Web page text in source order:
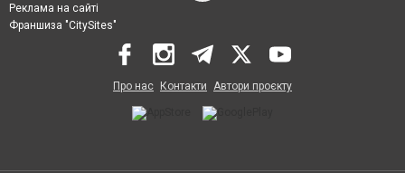
Реклама на сайті
Франшиза "CitySites"
Про нас Контакти Автори проєкту